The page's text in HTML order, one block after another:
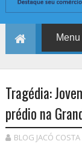
Tragédia:
prédio na
BLOG JACÓ COSTA